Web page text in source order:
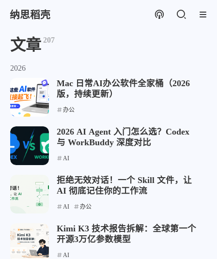
纳思稻壳
文章 207
2026
Mac 日常AI办公软件全家桶（2026
版，持续更新）
办公
2026 AI Agent 入门怎么选？Codex
与 WorkBuddy 深度对比
AI
拒绝无效对话！一个 Skill 文件，让
AI 彻底记住你的工作流
AI 办公
Kimi K3 技术报告拆解：全球第一个
开源3万亿参数模型
AI